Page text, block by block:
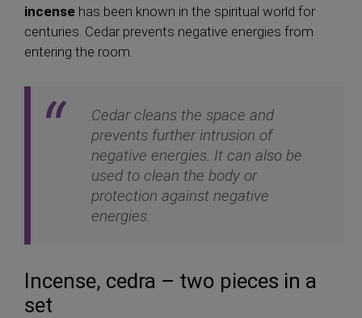
incense has been known in the spiritual world for
centuries. Cedar prevents negative energies from
entering the room.
Cedar cleans the space and
prevents further intrusion of
negative energies. It can also be
used to clean the body or
protection against negative
energies.
Incense, cedra – two pieces in a
set